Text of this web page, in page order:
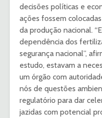
decisões políticas e
ações fossem
da produção nacional.
dependência dos
segurança nacional”,
estudo, estavam a
um órgão com
nós de questões
regulatório para dar
jazidas com potencial